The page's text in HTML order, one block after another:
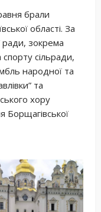
брали
області. За
ради, зокрема
спорту сільради,
народної та
та
хору
Борщагівської